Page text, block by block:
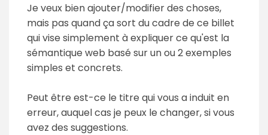
Je veux bien ajouter/modifier des choses,
mais pas quand ça sort du cadre de ce billet
qui vise simplement à expliquer ce qu'est la
sémantique web basé sur un ou 2 exemples
simples et concrets.
Peut être est-ce le titre qui vous a induit en
erreur, auquel cas je peux le changer, si vous
avez des suggestions.